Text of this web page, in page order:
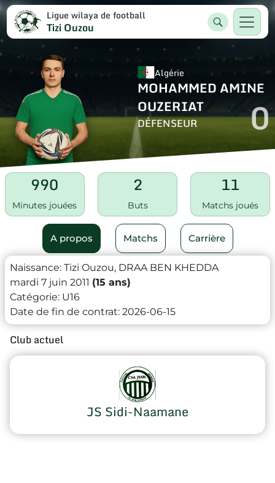
Ligue wilaya de football
Tizi Ouzou
Algérie
MOHAMMED AMINE
OUZERIAT
DÉFENSEUR 0
990
Minutes jouées
2
Buts
11
Matchs joués
A propos Matchs Carrière
Naissance: Tizi Ouzou, DRAA BEN KHEDDA
mardi 7 juin 2011 (15 ans)
Catégorie: U16
Date de fin de contrat: 2026-06-15
Club actuel
JS Sidi-Naamane